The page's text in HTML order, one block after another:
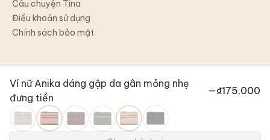
Ví nữ Anika dáng gập da gân mỏng nhẹ
đưng tiền
—₫175,000
Câu chuyện Tina
Điều khoản sử dụng
Chính sách bảo mật
©2026Tina Shop
Chủ sở hữu:Nguyễn Thành Nhân· MST: 8114220405